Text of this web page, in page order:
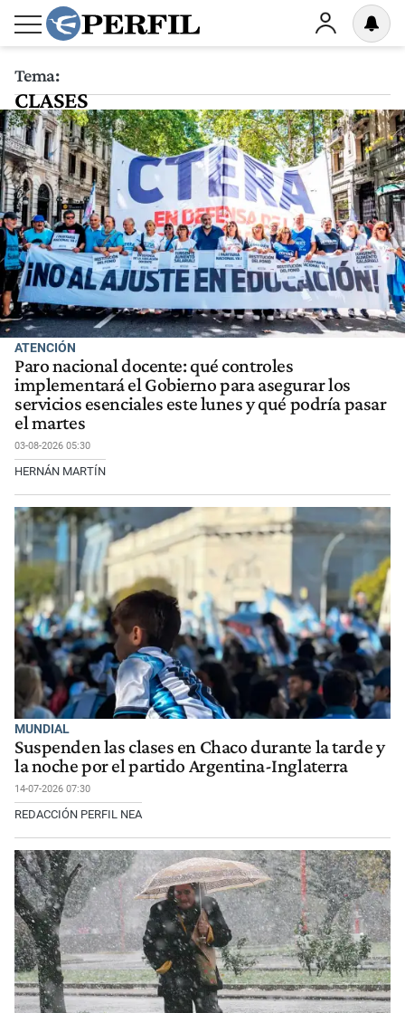
Tema:
CLASES
ATENCIÓN
Paro nacional docente: qué controles
implementará el Gobierno para asegurar los
servicios esenciales este lunes y qué podría pasar
el martes
03-08-2026 05:30
HERNÁN MARTÍN
MUNDIAL
Suspenden las clases en Chaco durante la tarde y
la noche por el partido Argentina-Inglaterra
14-07-2026 07:30
REDACCIÓN PERFIL NEA